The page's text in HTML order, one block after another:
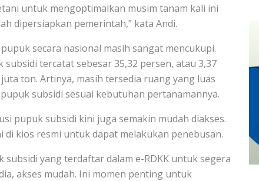
untuk mengoptimalkan musim tanam kali ini
dipersiapkan pemerintah,” kata Andi.
secara nasional masih sangat mencukupi.
tercatat sebesar 35,32 persen, atau 3,37
ton. Artinya, masih tersedia ruang yang luas
subsidi sesuai kebutuhan pertanamannya.
pupuk subsidi kini juga semakin mudah diakses.
kios resmi untuk dapat melakukan penebusan.
yang terdaftar dalam e-RDKK untuk segera
akses mudah. Ini momen penting untuk